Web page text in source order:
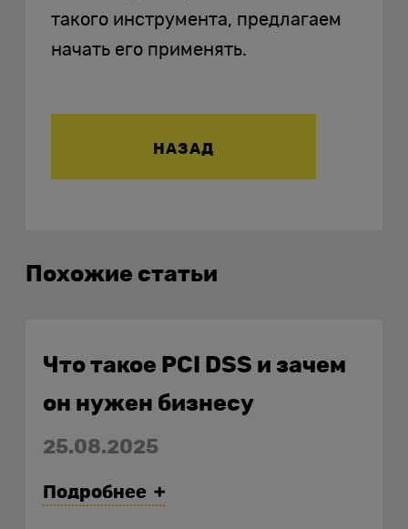
такого инструмента, предлагаем
начать его применять.
НАЗАД
Похожие статьи
Что такое PCI DSS и зачем
он нужен бизнесу
25.08.2025
Подробнее